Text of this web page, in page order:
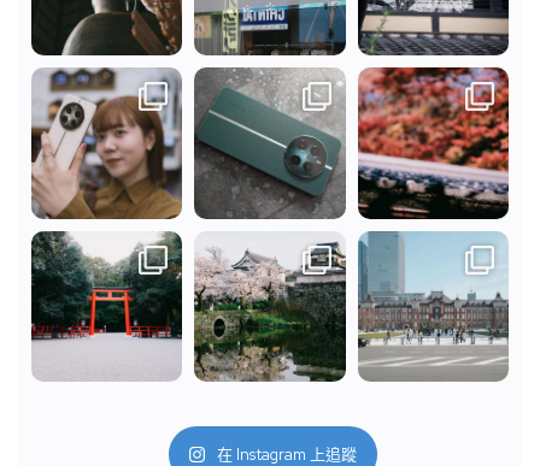
在 Instagram 上追蹤